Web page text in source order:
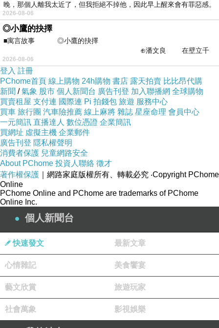
兔子姊
2009-05-29 11:41:01
這也未免太可愛了吧! ^^
版主回應
呵呵
看到植物總是讓人覺得心情好喔
2009-05-31 16:11:39
晚，那個人離我太近了，但我拒絕不掉他，因此早上醒來會有罪惡感。
2026-08-06
◎小鷹的抉擇
■寓言故事 ◎小鷹的抉擇
⊕潘文良 在壁立千
仞的懸崖上，有一座遮天蔽
2026-08-06
登入 註冊
PChome首頁 線上購物 24h購物 書店 露天拍賣 比比昂代購
新聞 /氣象 股市 個人新聞台 廣告刊登 加入聯播網 全球購物
買賣租屋 支付連 國際連 Pi 拍錢包 旅遊 服務中心
買車 旅行團 汽車險推薦 線上麻將 雜誌 星座命理 會員中心
一元簡訊 直播達人 數位憑證 企業簡訊
買網址 虛擬主機 企業郵件
廣告刊登 隱私權聲明
消費者保護 兒童網路安全
About PChome 投資人聯絡 徵才
著作權保護 ｜網路家庭版權所有、轉載必究 ‧Copyright PChome
Online
PChome Online and PChome are trademarks of PChome
Online Inc.
個人新聞台
快速發文 最新文章
心情雜記 美食饗宴
藝文欣賞 旅遊玩家
社會萬象 影視娛樂